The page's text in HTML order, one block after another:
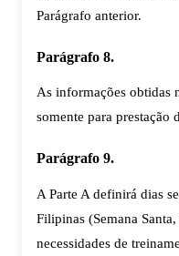
Parágrafo anterior.
Parágrafo 8.
As informações obtidas
somente para prestação
Parágrafo 9.
A Parte A definirá dias
Filipinas (Semana
necessidades de